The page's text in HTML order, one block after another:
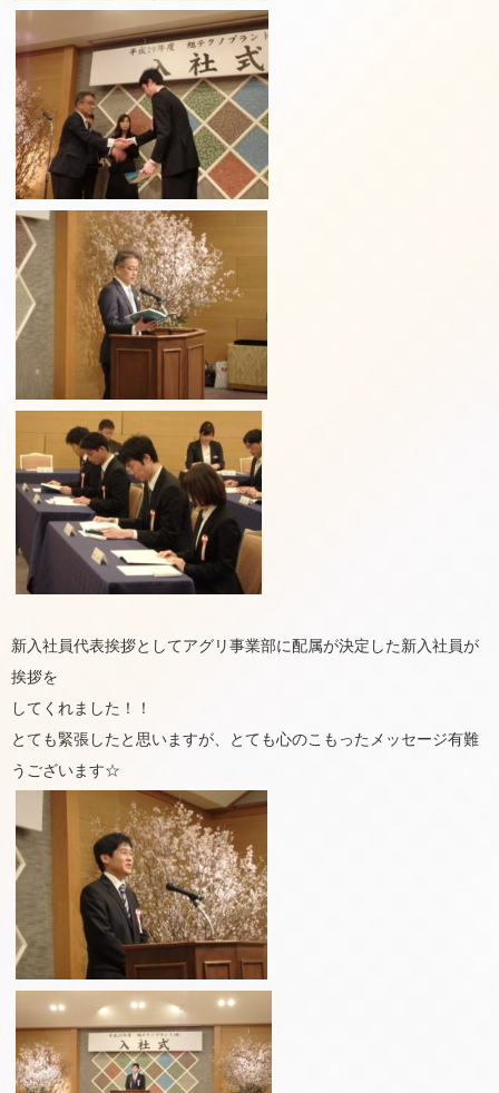
新入社員代表挨拶としてアグリ事業部に配属が決定した新入社員が
挨拶を
してくれました！！
とても緊張したと思いますが、とても心のこもったメッセージ有難
うございます☆